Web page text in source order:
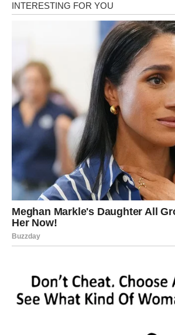
4–5 jabuka (naribanih)
120 g šećera (1 šalica)
(sjeckanih)
1 žličica cimeta
Za posipanje:
Šećer u prahu